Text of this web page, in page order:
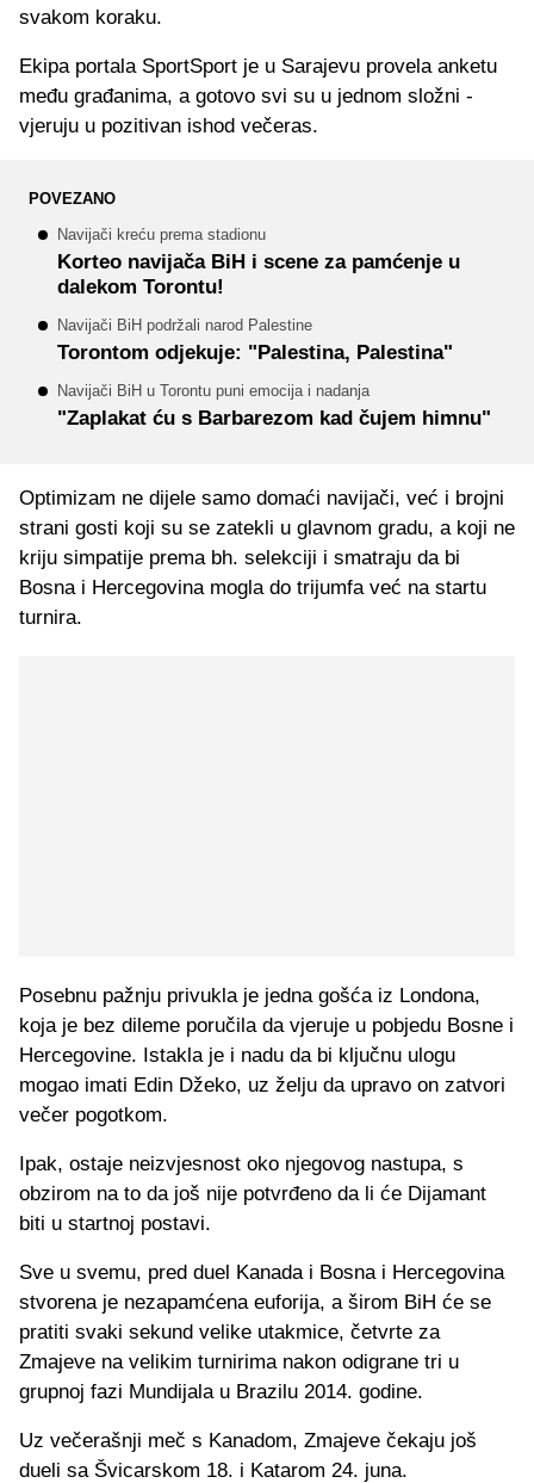
svakom koraku.
Ekipa portala SportSport je u Sarajevu provela anketu
među građanima, a gotovo svi su u jednom složni -
vjeruju u pozitivan ishod večeras.
POVEZANO
Navijači kreću prema stadionu
Korteo navijača BiH i scene za pamćenje u
dalekom Torontu!
Navijači BiH podržali narod Palestine
Torontom odjekuje: "Palestina, Palestina"
Navijači BiH u Torontu puni emocija i nadanja
"Zaplakat ću s Barbarezom kad čujem himnu"
Optimizam ne dijele samo domaći navijači, već i brojni
strani gosti koji su se zatekli u glavnom gradu, a koji ne
kriju simpatije prema bh. selekciji i smatraju da bi
Bosna i Hercegovina mogla do trijumfa već na startu
turnira.
Posebnu pažnju privukla je jedna gošća iz Londona,
koja je bez dileme poručila da vjeruje u pobjedu Bosne i
Hercegovine. Istakla je i nadu da bi ključnu ulogu
mogao imati Edin Džeko, uz želju da upravo on zatvori
večer pogotkom.
Ipak, ostaje neizvjesnost oko njegovog nastupa, s
obzirom na to da još nije potvrđeno da li će Dijamant
biti u startnoj postavi.
Sve u svemu, pred duel Kanada i Bosna i Hercegovina
stvorena je nezapamćena euforija, a širom BiH će se
pratiti svaki sekund velike utakmice, četvrte za
Zmajeve na velikim turnirima nakon odigrane tri u
grupnoj fazi Mundijala u Brazilu 2014. godine.
Uz večerašnji meč s Kanadom, Zmajeve čekaju još
dueli sa Švicarskom 18. i Katarom 24. juna.